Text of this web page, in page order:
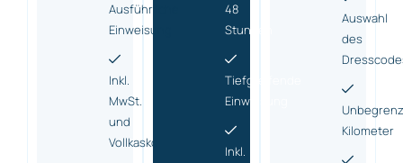
Ausführliche
Einweisung
Inkl.
MwSt.
und
Vollkasko
48
Stunden
Tiefgreifende
Einweisung
Inkl.
Auswahl
des
Kilometer